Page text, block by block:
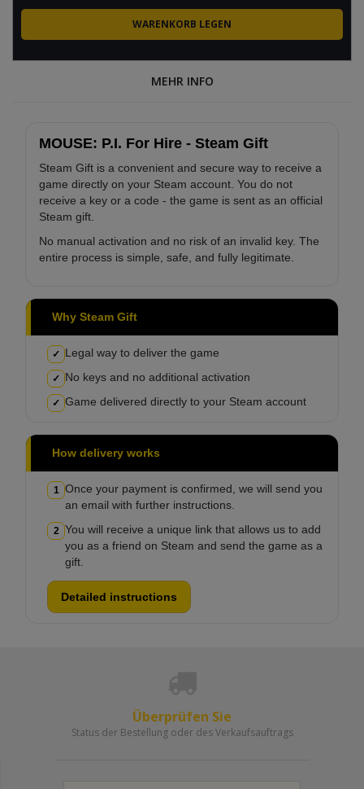
MEHR INFO
MOUSE: P.I. For Hire - Steam Gift
Steam Gift is a convenient and secure way to receive a
game directly on your Steam account. You do not
receive a key or a code - the game is sent as an official
Steam gift.
No manual activation and no risk of an invalid key. The
entire process is simple, safe, and fully legitimate.
Why Steam Gift
✓ Legal way to deliver the game
✓ No keys and no additional activation
✓ Game delivered directly to your Steam account
How delivery works
1 Once your payment is confirmed, we will send you
an email with further instructions.
2 You will receive a unique link that allows us to add
you as a friend on Steam and send the game as a
gift.
Detailed instructions
Überprüfen Sie
Status der Bestellung oder des Verkaufsauftrags